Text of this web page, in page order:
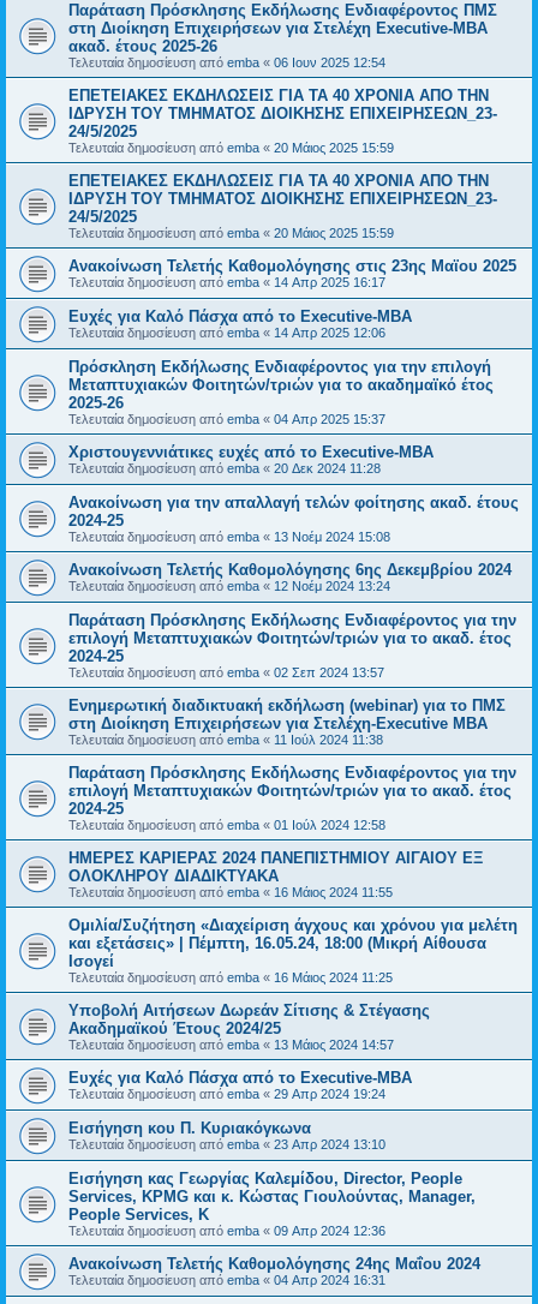
Παράταση Πρόσκλησης Εκδήλωσης Ενδιαφέροντος ΠΜΣ
στη Διοίκηση Επιχειρήσεων για Στελέχη Executive-MBΑ
ακαδ. έτους 2025-26
Τελευταία δημοσίευση από emba « 06 Ιουν 2025 12:54
ΕΠΕΤΕΙΑΚΕΣ ΕΚΔΗΛΩΣΕΙΣ ΓΙΑ ΤΑ 40 ΧΡΟΝΙΑ ΑΠΟ ΤΗΝ
ΙΔΡΥΣΗ ΤΟΥ ΤΜΗΜΑΤΟΣ ΔΙΟΙΚΗΣΗΣ ΕΠΙΧΕΙΡΗΣΕΩΝ_23-
24/5/2025
Τελευταία δημοσίευση από emba « 20 Μάιος 2025 15:59
ΕΠΕΤΕΙΑΚΕΣ ΕΚΔΗΛΩΣΕΙΣ ΓΙΑ ΤΑ 40 ΧΡΟΝΙΑ ΑΠΟ ΤΗΝ
ΙΔΡΥΣΗ ΤΟΥ ΤΜΗΜΑΤΟΣ ΔΙΟΙΚΗΣΗΣ ΕΠΙΧΕΙΡΗΣΕΩΝ_23-
24/5/2025
Τελευταία δημοσίευση από emba « 20 Μάιος 2025 15:59
Ανακοίνωση Τελετής Καθομολόγησης στις 23ης Μαϊου 2025
Τελευταία δημοσίευση από emba « 14 Απρ 2025 16:17
Ευχές για Καλό Πάσχα από το Executive-MBA
Τελευταία δημοσίευση από emba « 14 Απρ 2025 12:06
Πρόσκληση Εκδήλωσης Ενδιαφέροντος για την επιλογή
Μεταπτυχιακών Φοιτητών/τριών για το ακαδημαϊκό έτος
2025-26
Τελευταία δημοσίευση από emba « 04 Απρ 2025 15:37
Χριστουγεννιάτικες ευχές από το Executive-MBA
Τελευταία δημοσίευση από emba « 20 Δεκ 2024 11:28
Ανακοίνωση για την απαλλαγή τελών φοίτησης ακαδ. έτους
2024-25
Τελευταία δημοσίευση από emba « 13 Νοέμ 2024 15:08
Ανακοίνωση Τελετής Καθομολόγησης 6ης Δεκεμβρίου 2024
Τελευταία δημοσίευση από emba « 12 Νοέμ 2024 13:24
Παράταση Πρόσκλησης Εκδήλωσης Ενδιαφέροντος για την
επιλογή Μεταπτυχιακών Φοιτητών/τριών για το ακαδ. έτος
2024-25
Τελευταία δημοσίευση από emba « 02 Σεπ 2024 13:57
Ενημερωτική διαδικτυακή εκδήλωση (webinar) για το ΠΜΣ
στη Διοίκηση Επιχειρήσεων για Στελέχη-Executive MBA
Τελευταία δημοσίευση από emba « 11 Ιούλ 2024 11:38
Παράταση Πρόσκλησης Εκδήλωσης Ενδιαφέροντος για την
επιλογή Μεταπτυχιακών Φοιτητών/τριών για το ακαδ. έτος
2024-25
Τελευταία δημοσίευση από emba « 01 Ιούλ 2024 12:58
ΗΜΕΡΕΣ ΚΑΡΙΕΡΑΣ 2024 ΠΑΝΕΠΙΣΤΗΜΙΟΥ ΑΙΓΑΙΟΥ ΕΞ
ΟΛΟΚΛΗΡΟΥ ΔΙΑΔΙΚΤΥΑΚΑ
Τελευταία δημοσίευση από emba « 16 Μάιος 2024 11:55
Ομιλία/Συζήτηση «Διαχείριση άγχους και χρόνου για μελέτη
και εξετάσεις» | Πέμπτη, 16.05.24, 18:00 (Μικρή Αίθουσα
Ισογεί
Τελευταία δημοσίευση από emba « 16 Μάιος 2024 11:25
Υποβολή Αιτήσεων Δωρεάν Σίτισης & Στέγασης
Ακαδημαϊκού Έτους 2024/25
Τελευταία δημοσίευση από emba « 13 Μάιος 2024 14:57
Ευχές για Καλό Πάσχα από το Executive-MBA
Τελευταία δημοσίευση από emba « 29 Απρ 2024 19:24
Εισήγηση κου Π. Κυριακόγκωνα
Τελευταία δημοσίευση από emba « 23 Απρ 2024 13:10
Εισήγηση κας Γεωργίας Καλεμίδου, Director, People
Services, KPMG και κ. Κώστας Γιουλούντας, Manager,
People Services, K
Τελευταία δημοσίευση από emba « 09 Απρ 2024 12:36
Ανακοίνωση Τελετής Καθομολόγησης 24ης Μαΐου 2024
Τελευταία δημοσίευση από emba « 04 Απρ 2024 16:31